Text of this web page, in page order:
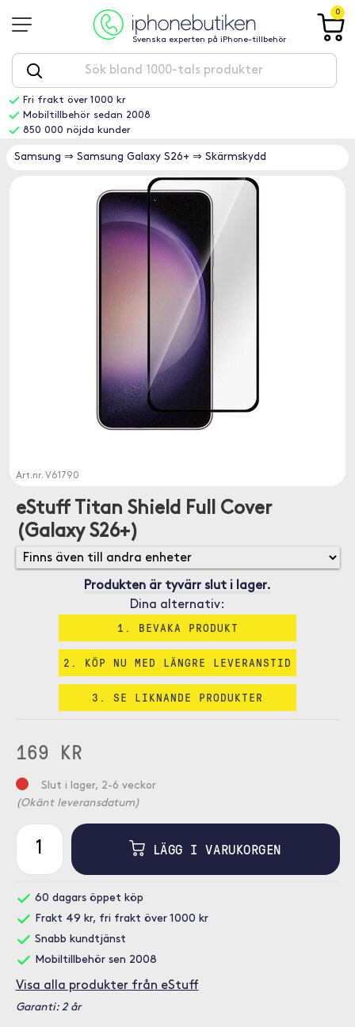
Svenska experten på iPhone-tillbehör
0
Fri frakt över 1000 kr
Mobiltillbehör sedan 2008
850 000 nöjda kunder
Samsung ⇒ Samsung Galaxy S26+ ⇒ Skärmskydd
Art.nr. V61790
eStuff Titan Shield Full Cover
(Galaxy S26+)
Produkten är tyvärr slut i lager.
Dina alternativ:
1. BEVAKA PRODUKT
2. KÖP NU MED LÄNGRE LEVERANSTID
3. SE LIKNANDE PRODUKTER
169 KR
Slut i lager, 2-6 veckor
(Okänt leveransdatum)
LÄGG I VARUKORGEN
60 dagars öppet köp
Frakt 49 kr, fri frakt över 1000 kr
Snabb kundtjänst
Mobiltillbehör sen 2008
Visa alla produkter från eStuff
Garanti: 2 år